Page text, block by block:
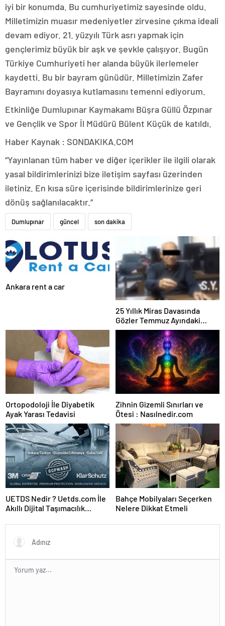
iyi bir konumda. Bu cumhuriyetimiz sayesinde oldu.
Milletimizin muasır medeniyetler zirvesine çıkma ideali
devam ediyor. 21. yüzyılı Türk asrı yapmak için
gençlerimiz büyük bir aşk ve şevkle çalışıyor. Bugün
Türkiye Cumhuriyeti her alanda büyük ilerlemeler
kaydetti. Bu bir bayram günüdür. Milletimizin Zafer
Bayramını doyasıya kutlamasını temenni ediyorum.
Etkinliğe Dumlupınar Kaymakamı Büşra Güllü Özpınar
ve Gençlik ve Spor İl Müdürü Bülent Küçük de katıldı.
Haber Kaynak : SONDAKIKA.COM
“Yayınlanan tüm haber ve diğer içerikler ile ilgili olarak
yasal bildirimlerinizi bize iletişim sayfası üzerinden
iletiniz. En kısa süre içerisinde bildirimlerinize geri
dönüş sağlanılacaktır.”
Dumlupınar güncel son dakika
Ankara rent a car
25 Yıllık Miras Davasında
Gözler Temmuz Ayındaki
Karar Duruşmasına Çevrildi
Ortopodoloji İle Diyabetik
Ayak Yarası Tedavisi
Zihnin Gizemli Sınırları ve
Ötesi : Nasılnedir.com
UETDS Nedir ? Uetds.com İle
Akıllı Dijital Taşımacılık
Bahçe Mobilyaları Seçerken
Nelere Dikkat Etmeli